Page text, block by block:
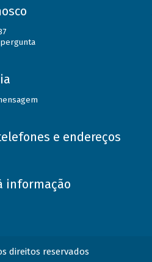
e endereços
informação
direitos reservados